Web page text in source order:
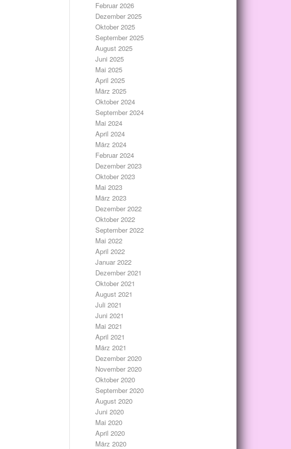
Februar 2026
Dezember 2025
Oktober 2025
September 2025
August 2025
Juni 2025
Mai 2025
April 2025
März 2025
Oktober 2024
September 2024
Mai 2024
April 2024
März 2024
Februar 2024
Dezember 2023
Oktober 2023
Mai 2023
März 2023
Dezember 2022
Oktober 2022
September 2022
Mai 2022
April 2022
Januar 2022
Dezember 2021
Oktober 2021
August 2021
Juli 2021
Juni 2021
Mai 2021
April 2021
März 2021
Dezember 2020
November 2020
Oktober 2020
September 2020
August 2020
Juni 2020
Mai 2020
April 2020
März 2020